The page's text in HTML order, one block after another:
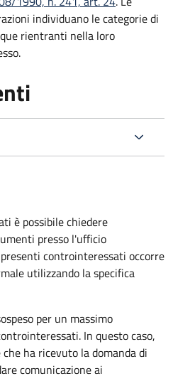
individuano le categorie di
rientranti nella loro
è possibile chiedere
presso l'ufficio
controinteressati occorre
utilizzando la specifica
per un massimo
In questo caso,
ha ricevuto la domanda di
comunicazione ai